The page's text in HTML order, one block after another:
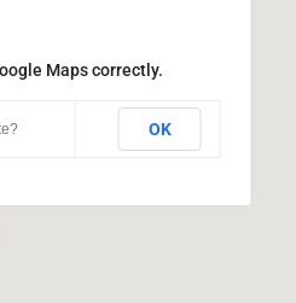
Maps correctly.
OK